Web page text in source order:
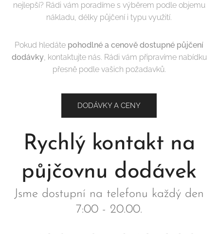
nejlepší? Rádi vám poradíme s výběrem podle objemu
nákladu, délky půjčení i typu využití.
Pokud hledáte pohodlné a cenově dostupné půjčení
dodávky, kontaktujte nás. Rádi vám připravíme nabídku
přesně podle vašich požadavků.
DODÁVKY A CENY
Rychlý kontakt na
půjčovnu dodávek
Jsme dostupní na telefonu každý den
7:00 - 20.00.